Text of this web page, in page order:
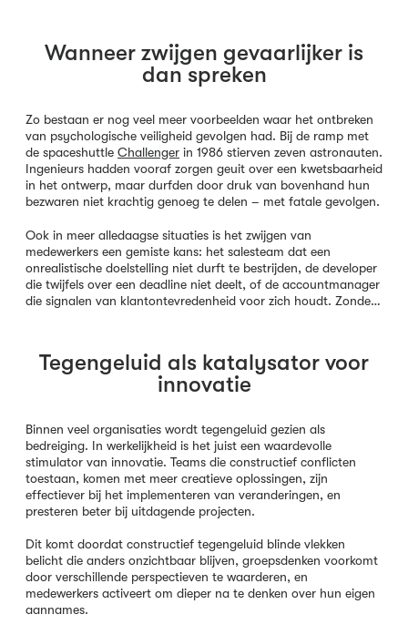
Wanneer zwijgen gevaarlijker is
dan spreken
Zo bestaan er nog veel meer voorbeelden waar het ontbreken
van psychologische veiligheid gevolgen had. Bij de ramp met
de spaceshuttle Challenger in 1986 stierven zeven astronauten.
Ingenieurs hadden vooraf zorgen geuit over een kwetsbaarheid
in het ontwerp, maar durfden door druk van bovenhand hun
bezwaren niet krachtig genoeg te delen – met fatale gevolgen.
Ook in meer alledaagse situaties is het zwijgen van
medewerkers een gemiste kans: het salesteam dat een
onrealistische doelstelling niet durft te bestrijden, de developer
die twijfels over een deadline niet deelt, of de accountmanager
die signalen van klantontevredenheid voor zich houdt. Zonde…
Tegengeluid als katalysator voor
innovatie
Binnen veel organisaties wordt tegengeluid gezien als
bedreiging. In werkelijkheid is het juist een waardevolle
stimulator van innovatie. Teams die constructief conflicten
toestaan, komen met meer creatieve oplossingen, zijn
effectiever bij het implementeren van veranderingen, en
presteren beter bij uitdagende projecten.
Dit komt doordat constructief tegengeluid blinde vlekken
belicht die anders onzichtbaar blijven, groepsdenken voorkomt
door verschillende perspectieven te waarderen, en
medewerkers activeert om dieper na te denken over hun eigen
aannames.